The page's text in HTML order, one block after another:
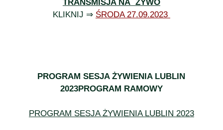
TRANSMISJA NA ŻYWO
KLIKNIJ ⇒ ŚRODA 27.09.2023
PROGRAM SESJA ŻYWIENIA LUBLIN
2023PROGRAM RAMOWY
PROGRAM SESJA ŻYWIENIA LUBLIN 2023